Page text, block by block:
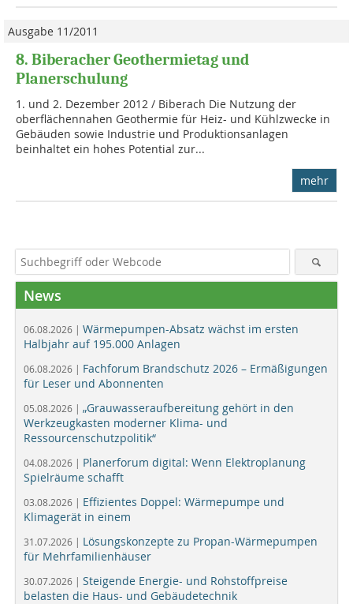
Ausgabe 11/2011
8. Biberacher Geothermietag und
Planerschulung
1. und 2. Dezember 2012 / Biberach Die Nutzung der
oberflächennahen Geothermie für Heiz- und Kühlzwecke in
Gebäuden sowie Industrie und Produktionsanlagen
beinhaltet ein hohes Potential zur...
mehr
News
06.08.2026 | Wärmepumpen-Absatz wächst im ersten
Halbjahr auf 195.000 Anlagen
06.08.2026 | Fachforum Brandschutz 2026 – Ermäßigungen
für Leser und Abonnenten
05.08.2026 | „Grauwasseraufbereitung gehört in den
Werkzeugkasten moderner Klima- und
Ressourcenschutzpolitik“
04.08.2026 | Planerforum digital: Wenn Elektroplanung
Spielräume schafft
03.08.2026 | Effizientes Doppel: Wärmepumpe und
Klimagerät in einem
31.07.2026 | Lösungskonzepte zu Propan-Wärmepumpen
für Mehrfamilienhäuser
30.07.2026 | Steigende Energie- und Rohstoffpreise
belasten die Haus- und Gebäudetechnik